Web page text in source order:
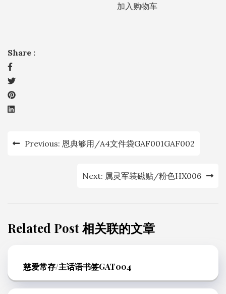
选
加入购物车
Share :
文 Previous: 恩典够用/A4文件袋GAF001GAF002
Next: 属灵军装磁贴/粉色HX006
Related Post 相关联的文章
慈爱常存/主话语书签GAT004